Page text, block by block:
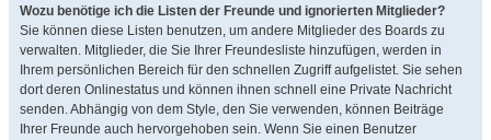
Wozu benötige ich die Listen der Freunde und ignorierten Mitglieder?
Sie können diese Listen benutzen, um andere Mitglieder des Boards zu
verwalten. Mitglieder, die Sie Ihrer Freundesliste hinzufügen, werden in
Ihrem persönlichen Bereich für den schnellen Zugriff aufgelistet. Sie sehen
dort deren Onlinestatus und können ihnen schnell eine Private Nachricht
senden. Abhängig von dem Style, den Sie verwenden, können Beiträge
Ihrer Freunde auch hervorgehoben sein. Wenn Sie einen Benutzer